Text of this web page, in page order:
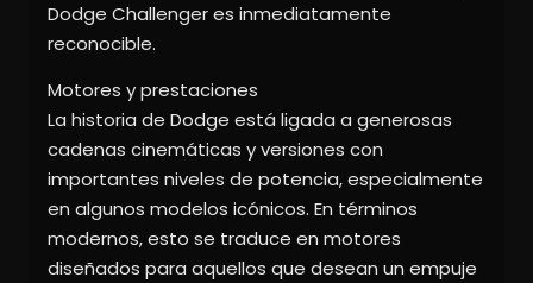
Dodge Challenger es inmediatamente
reconocible.
Motores y prestaciones
La historia de Dodge está ligada a generosas
cadenas cinemáticas y versiones con
importantes niveles de potencia, especialmente
en algunos modelos icónicos. En términos
modernos, esto se traduce en motores
diseñados para aquellos que desean un empuje